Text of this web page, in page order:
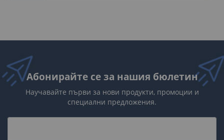
Абонирайте се за нашия бюлетин
Научавайте първи за нови продукти, промоции и
специални предложения.